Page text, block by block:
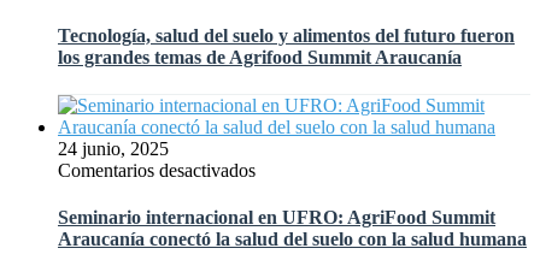
salud
del
y
alimentos
del
fueron
grandes
temas
Tecnología, salud del suelo y alimentos del futuro fueron
los grandes temas de Agrifood Summit Araucanía
24 junio, 2025
Comentarios desactivadosen
internacional
en
Seminario internacional en UFRO: AgriFood Summit
Araucanía conectó la salud del suelo con la salud humana